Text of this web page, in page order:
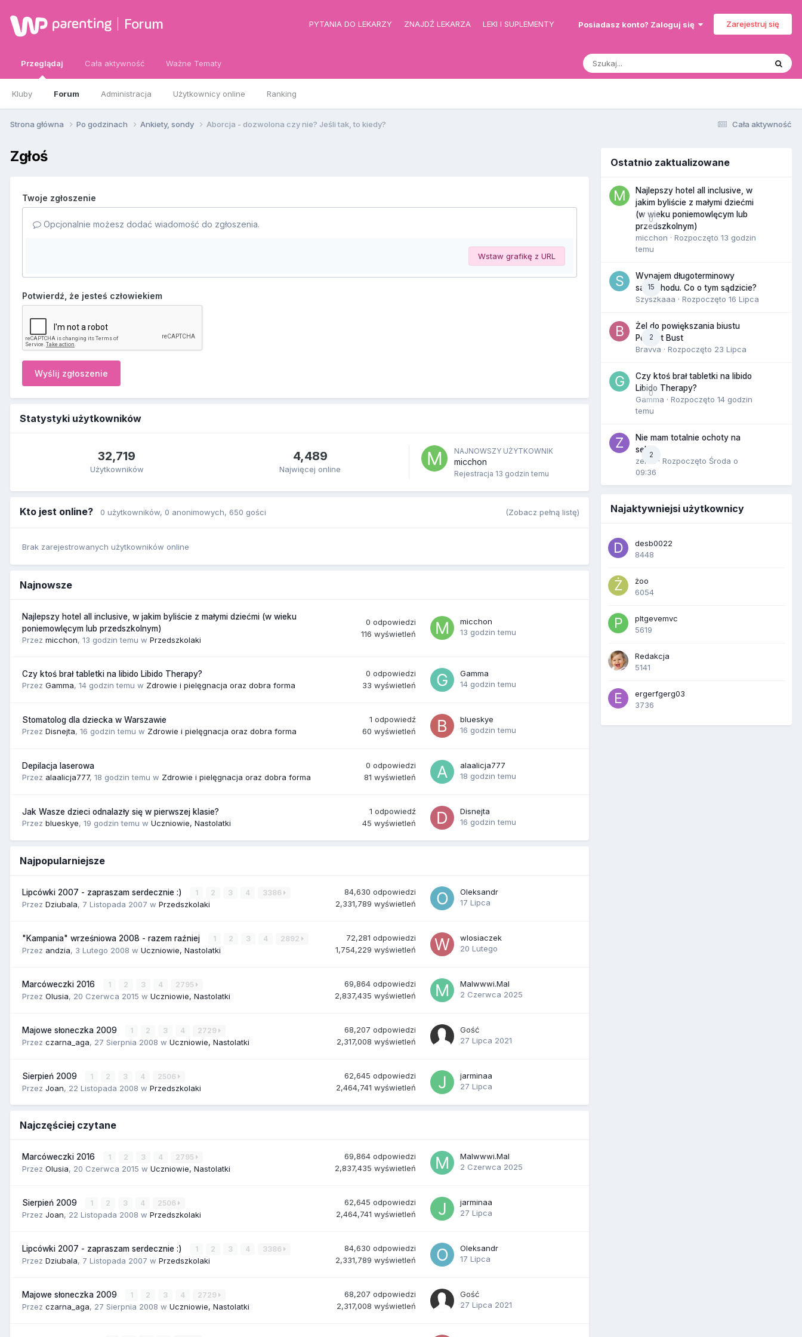
Forum PYTANIA DO LEKARZY ZNAJDŹ LEKARZA LEKI I SUPLEMENTY Posiadasz konto? Zaloguj się Zarejestruj się
Przeglądaj
Kluby Forum Administracja Użytkownicy online Ranking
Cała aktywność Ważne Tematy
Cała aktywność
Strona główna Po godzinach Ankiety, sondy Aborcja - dozwolona czy nie? Jeśli tak, to kiedy?
Zgłoś
Twoje zgłoszenie
Opcjonalnie możesz dodać wiadomość do zgłoszenia.
Wstaw grafikę z URL
Potwierdź, że jesteś człowiekiem
Wyślij zgłoszenie
Statystyki użytkowników
32,719
Użytkowników
4,489
Najwięcej online
NAJNOWSZY UŻYTKOWNIK
micchon
Rejestracja 13 godzin temu
Kto jest online? 0 użytkowników, 0 anonimowych, 650 gości (Zobacz pełną listę)
Brak zarejestrowanych użytkowników online
Najnowsze
Najlepszy hotel all inclusive, w jakim byliście z małymi dziećmi (w wieku
poniemowlęcym lub przedszkolnym)
Przez micchon, 13 godzin temu w Przedszkolaki
0 odpowiedzi
116 wyświetleń
micchon
13 godzin temu
Czy ktoś brał tabletki na libido Libido Therapy?
Przez Gamma, 14 godzin temu w Zdrowie i pielęgnacja oraz dobra forma
0 odpowiedzi
33 wyświetleń
Gamma
14 godzin temu
Stomatolog dla dziecka w Warszawie
Przez Disnejta, 16 godzin temu w Zdrowie i pielęgnacja oraz dobra forma
1 odpowiedź
60 wyświetleń
blueskye
16 godzin temu
Depilacja laserowa
Przez alaalicja777, 18 godzin temu w Zdrowie i pielęgnacja oraz dobra forma
0 odpowiedzi
81 wyświetleń
alaalicja777
18 godzin temu
Jak Wasze dzieci odnalazły się w pierwszej klasie?
Przez blueskye, 19 godzin temu w Uczniowie, Nastolatki
1 odpowiedź
45 wyświetleń
Disnejta
16 godzin temu
Najpopularniejsze
Lipcówki 2007 - zapraszam serdecznie :) 1 2 3 4 3386
Przez Dziubala, 7 Listopada 2007 w Przedszkolaki
84,630 odpowiedzi
2,331,789 wyświetleń
Oleksandr
17 Lipca
"Kampania" wrześniowa 2008 - razem raźniej 1 2 3 4 2892
Przez andzia, 3 Lutego 2008 w Uczniowie, Nastolatki
72,281 odpowiedzi
1,754,229 wyświetleń
wlosiaczek
20 Lutego
Marcóweczki 2016 1 2 3 4 2795
Przez Olusia, 20 Czerwca 2015 w Uczniowie, Nastolatki
69,864 odpowiedzi
2,837,435 wyświetleń
Malwwwi.Mal
2 Czerwca 2025
Majowe słoneczka 2009 1 2 3 4 2729
Przez czarna_aga, 27 Sierpnia 2008 w Uczniowie, Nastolatki
68,207 odpowiedzi
2,317,008 wyświetleń
Gość
27 Lipca 2021
Sierpień 2009 1 2 3 4 2506
Przez Joan, 22 Listopada 2008 w Przedszkolaki
62,645 odpowiedzi
2,464,741 wyświetleń
jarminaa
27 Lipca
Najczęściej czytane
Marcóweczki 2016 1 2 3 4 2795
Przez Olusia, 20 Czerwca 2015 w Uczniowie, Nastolatki
69,864 odpowiedzi
2,837,435 wyświetleń
Malwwwi.Mal
2 Czerwca 2025
Sierpień 2009 1 2 3 4 2506
Przez Joan, 22 Listopada 2008 w Przedszkolaki
62,645 odpowiedzi
2,464,741 wyświetleń
jarminaa
27 Lipca
Lipcówki 2007 - zapraszam serdecznie :) 1 2 3 4 3386
Przez Dziubala, 7 Listopada 2007 w Przedszkolaki
84,630 odpowiedzi
2,331,789 wyświetleń
Oleksandr
17 Lipca
Majowe słoneczka 2009 1 2 3 4 2729
Przez czarna_aga, 27 Sierpnia 2008 w Uczniowie, Nastolatki
68,207 odpowiedzi
2,317,008 wyświetleń
Gość
27 Lipca 2021
Ostatnio zaktualizowane
0
Najlepszy hotel all inclusive, w
jakim byliście z małymi dziećmi
(w wieku poniemowlęcym lub
przedszkolnym)
micchon · Rozpoczęto 13 godzin
temu
15
Wynajem długoterminowy
samochodu. Co o tym sądzicie?
Szyszkaaa · Rozpoczęto 16 Lipca
2
Żel do powiększania biustu
Perfect Bust
Bravva · Rozpoczęto 23 Lipca
0
Czy ktoś brał tabletki na libido
Libido Therapy?
Gamma · Rozpoczęto 14 godzin
temu
2
Nie mam totalnie ochoty na
seks
zenla
· Rozpoczęto Środa o
09:36
Najaktywniejsi użytkownicy
desb0022
8448
żoo
6054
pltgevemvc
5619
Redakcja
5141
ergerfgerg03
3736